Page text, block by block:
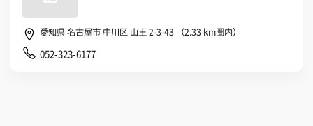
愛知県 名古屋市 中川区 山王 2-3-43 （2.33 km圏内）
052-323-6177